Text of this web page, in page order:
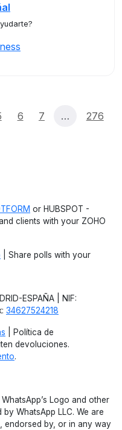
6 7 …
276
or HUBSPOT -
clients with your ZOHO
| Share polls with your
ESPAÑA | NIF:
34627524218
| Política de
devoluciones.
.
Logo and other
WhatsApp LLC. We are
endorsed by, or in any way